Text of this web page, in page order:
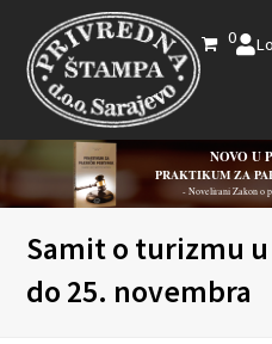
0
NOVO U
PRAKTIKUM ZA
- Novelirani Zakon o
Samit o turizmu u
do 25. novembra